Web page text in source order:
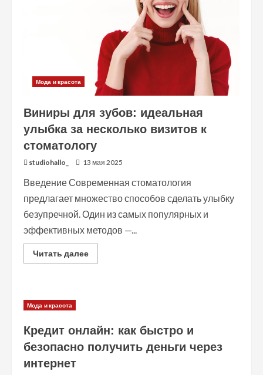
Мода и красота
Виниры для зубов: идеальная
улыбка за несколько визитов к
стоматологу
studiohallo_ 13 мая 2025
Введение Современная стоматология
предлагает множество способов сделать улыбку
безупречной. Один из самых популярных и
эффективных методов —...
Читать далееRead
more
несколько
визитов
к
стоматологу
Мода и красота
Кредит онлайн: как быстро и
безопасно получить деньги через
интернет